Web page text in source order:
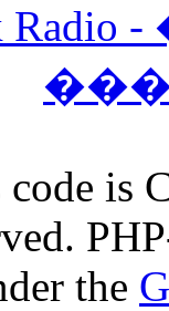
code
the